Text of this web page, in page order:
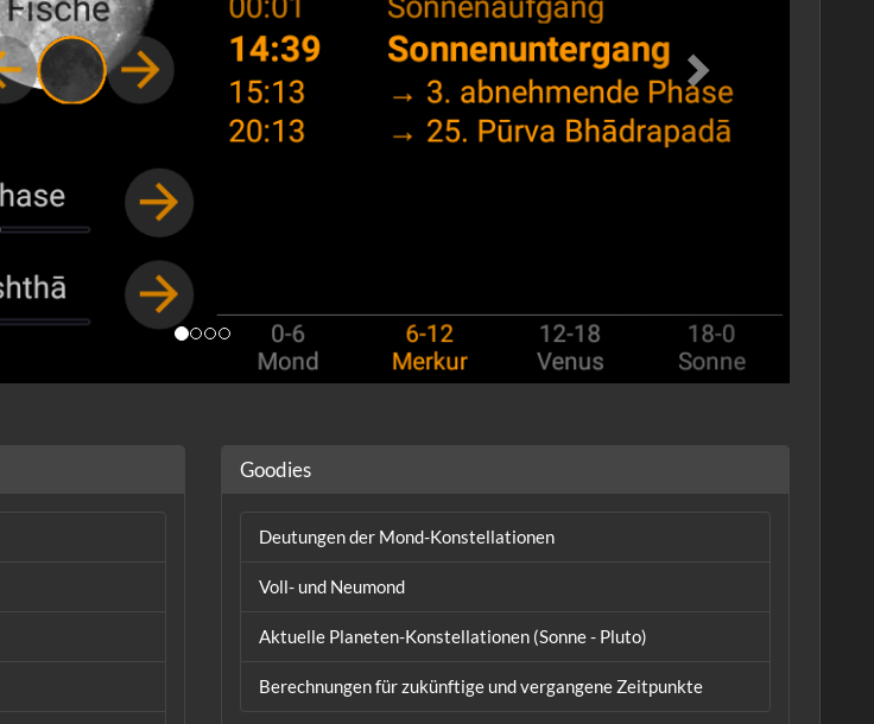
Goodies
Deutungen der Mond-Konstellationen
Voll- und Neumond
Aktuelle Planeten-Konstellationen (Sonne - Pluto)
Berechnungen für zukünftige und vergangene Zeitpunkte